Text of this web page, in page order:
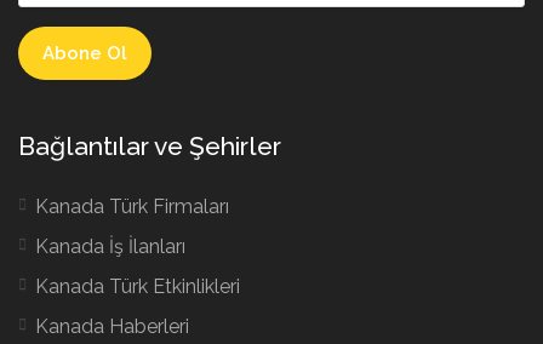
Bağlantılar ve Şehirler
Kanada Türk Firmaları
Kanada İş İlanları
Kanada Türk Etkinlikleri
Kanada Haberleri